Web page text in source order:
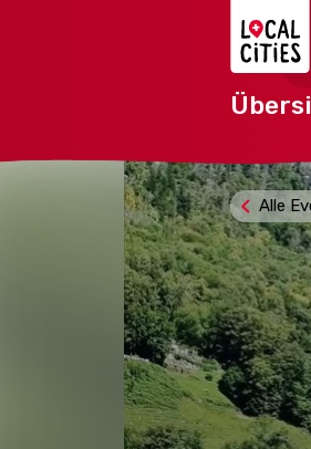
Alle